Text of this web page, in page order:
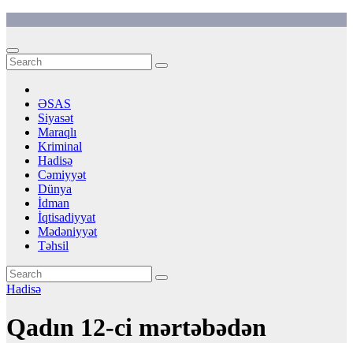
content
ƏSAS
Siyasət
Maraqlı
Kriminal
Hadisə
Cəmiyyət
Dünya
İdman
İqtisadiyyat
Mədəniyyət
Təhsil
Hadisə
Qadın 12-ci mərtəbədən